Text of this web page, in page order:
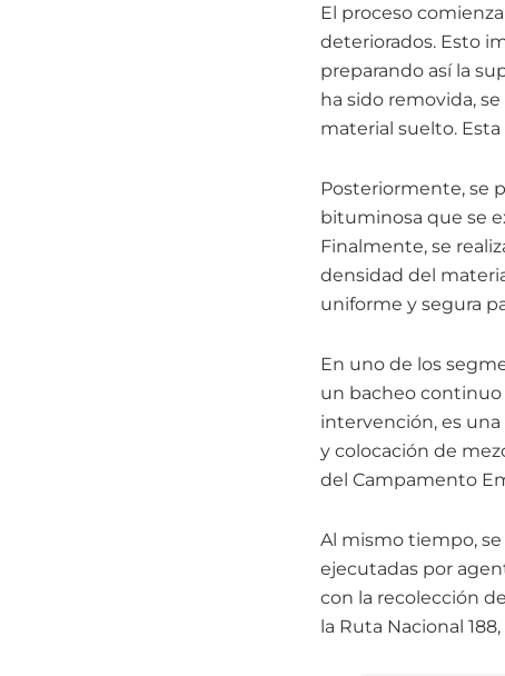
El proceso
deteriorados. Esto
preparando así la
ha sido removida,
material suelto.
Posteriormente, se
bituminosa que se
Finalmente, se
densidad del
uniforme y segura
En uno de los
un bacheo continuo
intervención, es
y colocación de
del Campamento
Al mismo tiempo,
ejecutadas por
con la recolección
la Ruta Nacional